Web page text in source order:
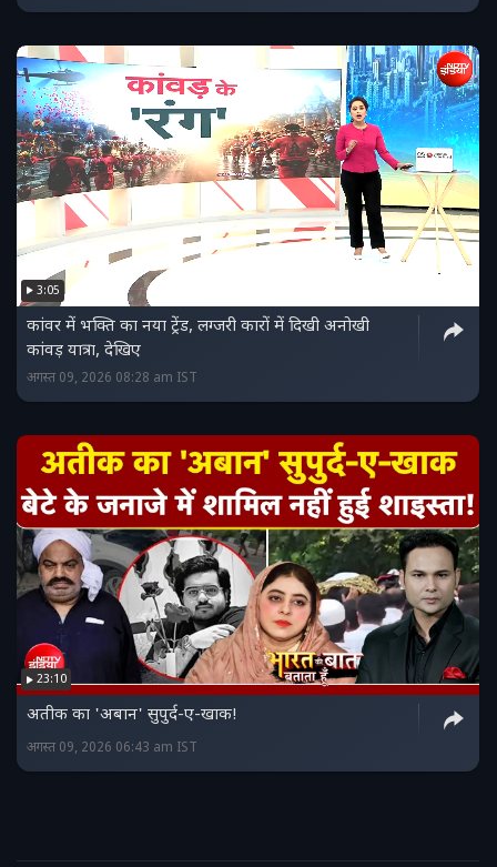
3:05
कांवर में भक्ति का नया ट्रेंड, लग्जरी कारों में दिखी अनोखी
कांवड़ यात्रा, देखिए
अगस्त 09, 2026 08:28 am IST
23:10
अतीक का 'अबान' सुपुर्द-ए-खाक!
अगस्त 09, 2026 06:43 am IST